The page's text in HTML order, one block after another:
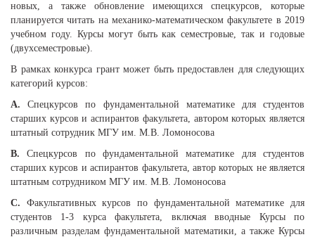
новых, а также обновление имеющихся спецкурсов, которые
планируется читать на механико-математическом факультете в 2019
учебном году. Курсы могут быть как семестровые, так и годовые
(двухсеместровые).
В рамках конкурса грант может быть предоставлен для следующих
категорий курсов:
А. Спецкурсов по фундаментальной математике для студентов
старших курсов и аспирантов факультета, автором которых является
штатный сотрудник МГУ им. М.В. Ломоносова
В. Спецкурсов по фундаментальной математике для студентов
старших курсов и аспирантов факультета, автор которых не является
штатным сотрудником МГУ им. М.В. Ломоносова
C. Факультативных курсов по фундаментальной математике для
студентов 1-3 курса факультета, включая вводные Курсы по
различным разделам фундаментальной математики, а также Курсы